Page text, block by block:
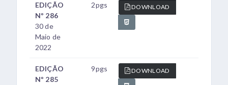
EDIÇÃO
Nº 286
30 de
Maio de
2022
2pgs DOWNLOAD
EDIÇÃO
Nº 285
9pgs DOWNLOAD